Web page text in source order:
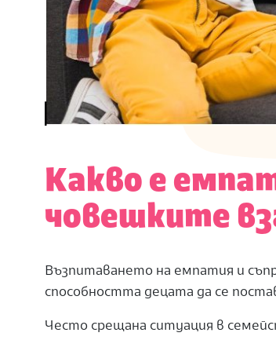
Какво е
човешките
Възпитаването на емпатия и
способността децата да се
Често срещана ситуация в